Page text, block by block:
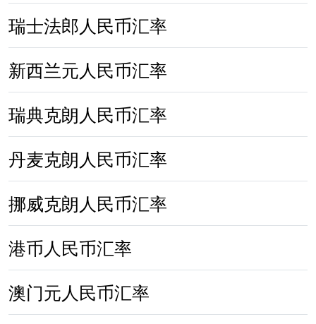
瑞士法郎人民币汇率
新西兰元人民币汇率
瑞典克朗人民币汇率
丹麦克朗人民币汇率
挪威克朗人民币汇率
港币人民币汇率
澳门元人民币汇率